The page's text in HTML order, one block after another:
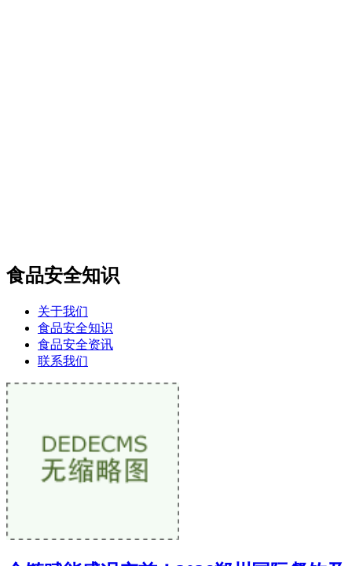
食品安全知识
关于我们
食品安全知识
食品安全资讯
联系我们